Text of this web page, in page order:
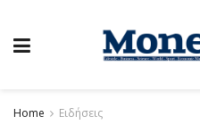
Home Ειδήσεις